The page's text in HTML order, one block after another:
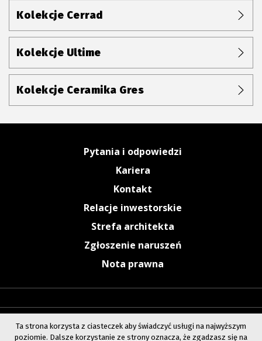
Kolekcje Cerrad
Kolekcje Ultime
Kolekcje Ceramika Gres
Pytania i odpowiedzi
Kariera
Kontakt
Relacje inwestorskie
Strefa architekta
Zgłoszenie naruszeń
Nota prawna
Ta strona korzysta z ciasteczek aby świadczyć usługi na najwyższym
poziomie. Dalsze korzystanie ze strony oznacza, że zgadzasz się na